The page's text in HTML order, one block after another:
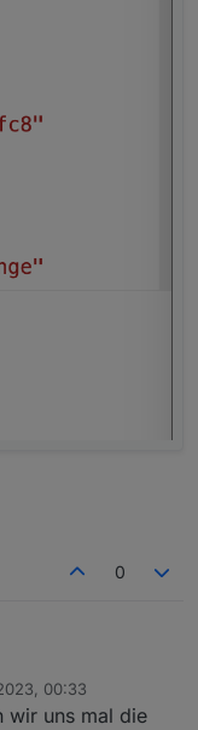
0
00:33
wir uns mal die